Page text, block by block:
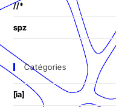
//*
spz
Catégories
[ia]